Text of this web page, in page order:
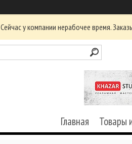
Сейчас у компании нерабочее время.
Главная Товары